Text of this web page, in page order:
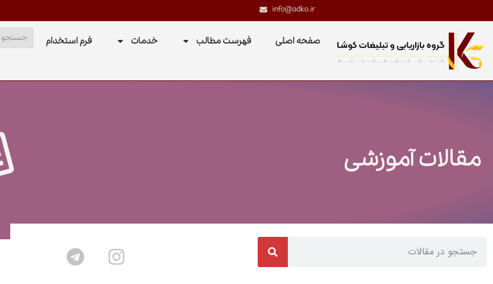
info@adko.ir
صفحه اصلی فهرست مطالب خدمات فرم استخدام
مقالات آموزشی